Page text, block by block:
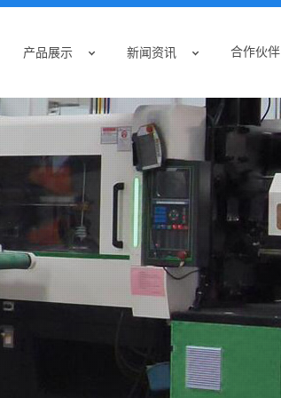
产品展示 新闻资讯 合作伙伴